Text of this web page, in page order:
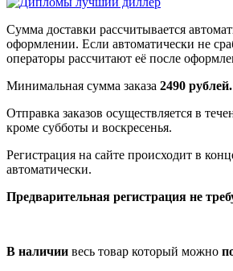
Сумма доставки рассчитывается
оформлении. Если автоматически не
операторы рассчитают её после
Минимальная сумма заказа 2490 рублей.
Отправка заказов осуществляется в
кроме субботы и воскресенья.
Регистрация на сайте происходит в
автоматически.
Предварительная регистрация не
В наличии весь товар который можно